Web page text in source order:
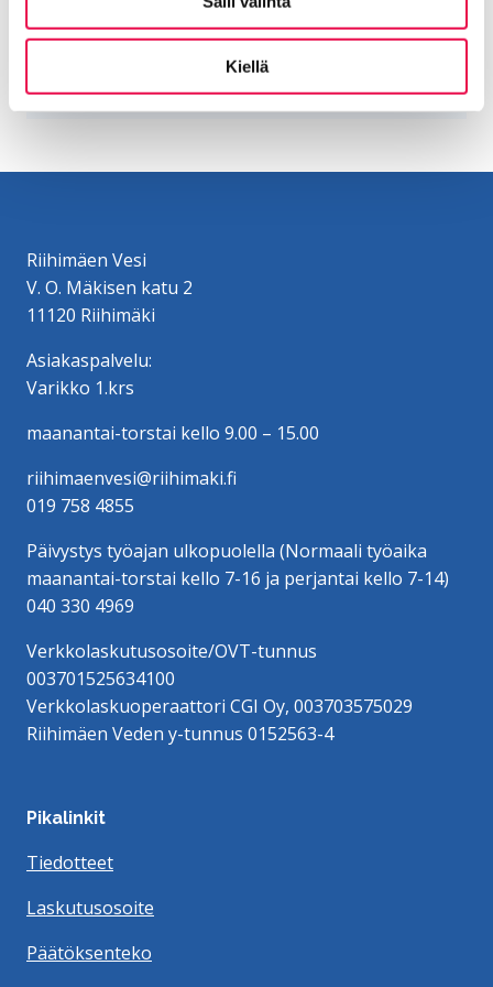
Kiellä
Tonttijohdot ja liittymän huoltaminen
Klikkaa käyttääksesi valikkoa
Riihimäen Vesi
V. O. Mäkisen katu 2
11120 Riihimäki
Asiakaspalvelu:
Varikko 1.krs
maanantai-torstai kello 9.00 – 15.00
riihimaenvesi@riihimaki.fi
019 758 4855
Päivystys työajan ulkopuolella (Normaali työaika
maanantai-torstai kello 7-16 ja perjantai kello 7-14)
040 330 4969
Verkkolaskutusosoite/OVT-tunnus
003701525634100
Verkkolaskuoperaattori CGI Oy, 003703575029
Riihimäen Veden y-tunnus 0152563-4
Pikalinkit
Tiedotteet
Laskutusosoite
Päätöksenteko